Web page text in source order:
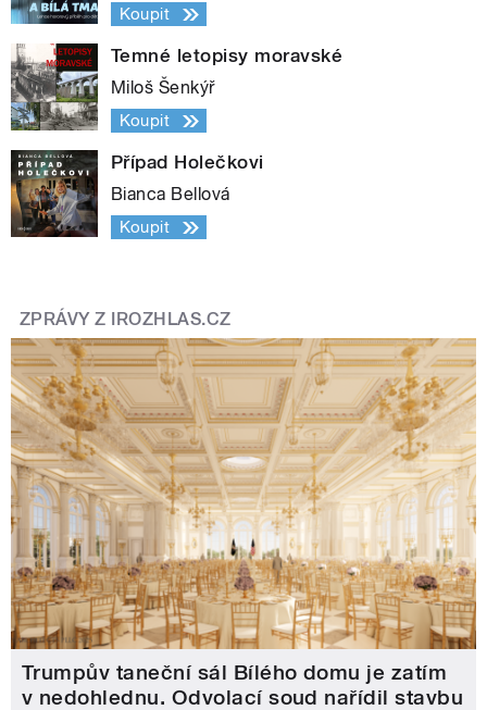
Koupit
Temné letopisy moravské
Miloš Šenkýř
Koupit
Případ Holečkovi
Bianca Bellová
Koupit
ZPRÁVY Z IROZHLAS.CZ
Trumpův taneční sál Bílého domu je zatím
v nedohlednu. Odvolací soud nařídil stavbu